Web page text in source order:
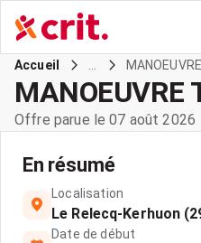
Accueil
MANOEUVRE
Offre parue le 07 août 2026
En résumé
Localisation
Le Relecq-Kerhuon
Date de début